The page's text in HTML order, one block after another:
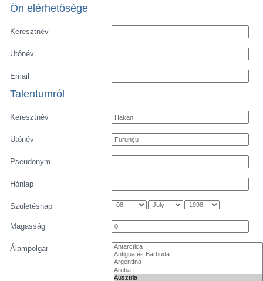
Ön elérhetösége
Keresztnév
Utónév
Email
Talentumról
Keresztnév
Utónév
Pseudonym
Hónlap
Születésnap
Magasság
Álampolgar